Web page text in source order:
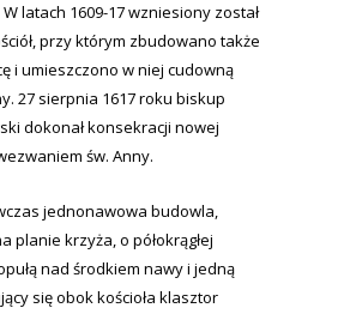
latach 1609-17 wzniesiony został
przy którym zbudowano także
i umieszczono w niej cudowną
27 sierpnia 1617 roku biskup
dokonał konsekracji nowej
św. Anny.
jednonawowa budowla,
planie krzyża, o półokrągłej
nad środkiem nawy i jedną
się obok kościoła klasztor